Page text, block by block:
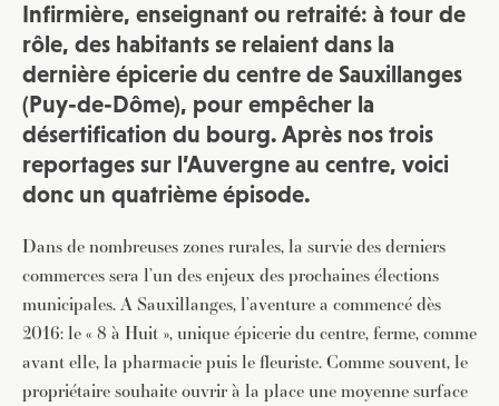
Infirmière, enseignant ou retraité: à tour de
rôle, des habitants se relaient dans la
dernière épicerie du centre de Sauxillanges
(Puy-de-Dôme), pour empêcher la
désertification du bourg. Après nos trois
reportages sur l’Auvergne au centre, voici
donc un quatrième épisode.
Dans de nombreuses zones rurales, la survie des derniers
commerces sera l’un des enjeux des prochaines élections
municipales. A Sauxillanges, l’aventure a commencé dès
2016: le « 8 à Huit », unique épicerie du centre, ferme, comme
avant elle, la pharmacie puis le fleuriste. Comme souvent, le
propriétaire souhaite ouvrir à la place une moyenne surface